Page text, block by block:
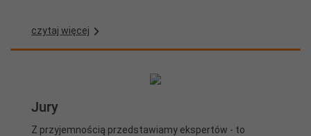
czytaj więcej
Jury
Z przyjemnością przedstawiamy ekspertów - to